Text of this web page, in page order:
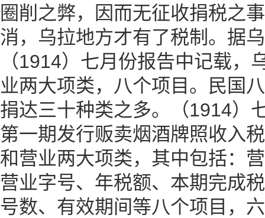
圈削之弊，因而无征收捐税之
消，乌拉地方才有了税制。据
（1914）七月份报告中记载，
业两大项类，八个项目。民国
捐达三十种类之多。（1914）
第一期发行贩卖烟酒牌照收入
和营业两大项类，其中包括：
营业字号、年税额、本期完成
号数、有效期间等八个项目，